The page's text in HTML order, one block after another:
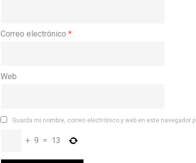
Correo electrónico *
Web
Guarda mi nombre, correo electrónico y web en este navegador
+ 9 = 13